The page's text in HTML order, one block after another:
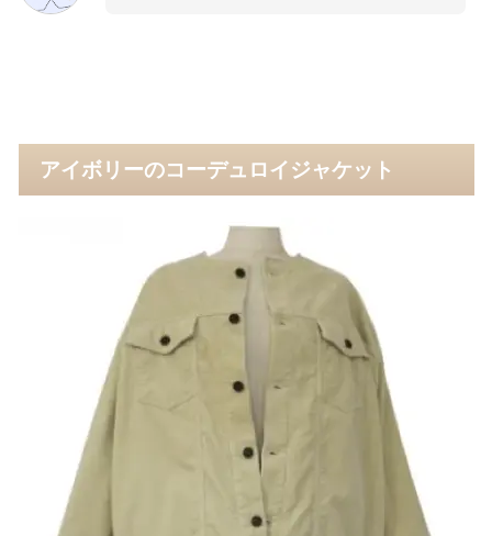
アイボリーのコーデュロイジャケット